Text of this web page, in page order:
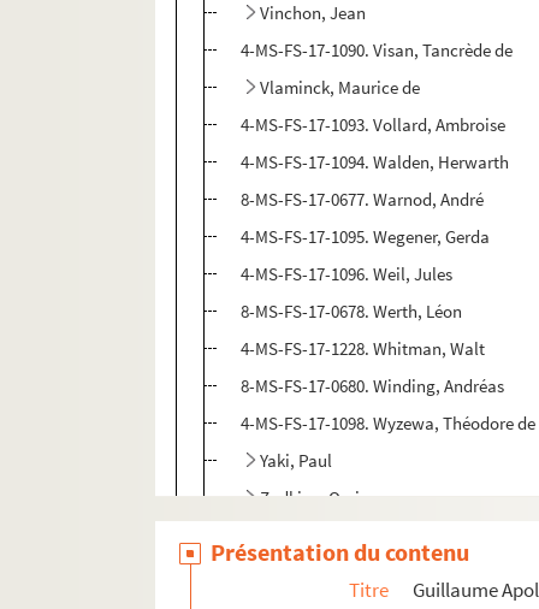
Vinchon, Jean
4-MS-FS-17-1090. Visan, Tancrède de
Vlaminck, Maurice de
4-MS-FS-17-1093. Vollard, Ambroise
4-MS-FS-17-1094. Walden, Herwarth
8-MS-FS-17-0677. Warnod, André
4-MS-FS-17-1095. Wegener, Gerda
4-MS-FS-17-1096. Weil, Jules
8-MS-FS-17-0678. Werth, Léon
4-MS-FS-17-1228. Whitman, Walt
8-MS-FS-17-0680. Winding, Andréas
4-MS-FS-17-1098. Wyzewa, Théodore de
Yaki, Paul
Zadkine, Ossip
Présentation du contenu
Titre Guillaume